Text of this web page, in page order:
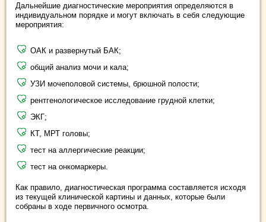
Дальнейшие диагностические мероприятия определяются в
индивидуальном порядке и могут включать в себя следующие
мероприятия:
ОАК и развернутый БАК;
общий анализ мочи и кала;
УЗИ мочеполовой системы, брюшной полости;
рентгенологическое исследование грудной клетки;
ЭКГ;
КТ, МРТ головы;
тест на аллергические реакции;
тест на онкомаркеры.
Как правило, диагностическая программа составляется исходя
из текущей клинической картины и данных, которые были
собраны в ходе первичного осмотра.